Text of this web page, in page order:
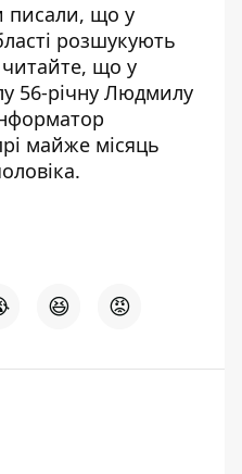
писали, що у
розшукують
що у
56-річну Людмилу
майже місяць
.
😆 😡